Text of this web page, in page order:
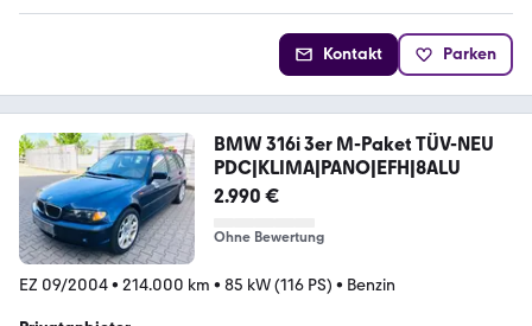
Kontakt Parken
BMW 316i 3er M-Paket TÜV-NEU
PDC|KLIMA|PANO|EFH|8ALU
2.990 €
Ohne Bewertung
EZ 09/2004• 214.000 km • 85 kW (116 PS) • Benzin